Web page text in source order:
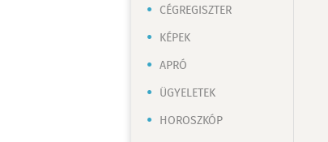
CÉGREGISZTER
KÉPEK
APRÓ
ÜGYELETEK
HOROSZKÓP